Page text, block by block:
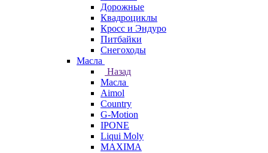
Дорожные
Квадроциклы
Кросс и Эндуро
Питбайки
Снегоходы
Масла
Назад
Масла
Aimol
Country
G-Motion
IPONE
Liqui Moly
MAXIMA